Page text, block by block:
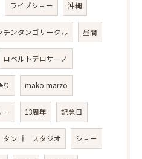
ライブショー 沖縄
チンタンゴサークル 昼間
ロベルトデロサーノ
り mako marzo
ー 13周年 記念日
ンゴ スタジオ ショー